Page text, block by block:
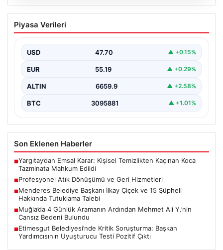
Profesyonel Atık Dönüşümü ve Geri
Hizmetleri
envanterlerini belirli periyotlarla güncellemektedir.
Yapılan yenileme süreçlerinde boşta…
Piyasa Verileri
USD 47.70 ▲ +0.15%
EUR 55.19 ▲ +0.29%
ALTIN 6659.9 ▲ +2.58%
BTC 3095881 ▲ +1.01%
Son Eklenen Haberler
■Yargıtay’dan Emsal Karar: Kişisel Temizlikten Kaçınan Koca
Tazminata Mahkum Edildi
■Profesyonel Atık Dönüşümü ve Geri Hizmetleri
■Menderes Belediye Başkanı İlkay Çiçek ve 15 Şüpheli
Hakkında Tutuklama Talebi
■Muğla’da 4 Günlük Aramanın Ardından Mehmet Ali Y.’nin
Cansız Bedeni Bulundu
■Etimesgut Belediyesi’nde Kritik Soruşturma: Başkan
Yardımcısının Uyuşturucu Testi Pozitif Çıktı